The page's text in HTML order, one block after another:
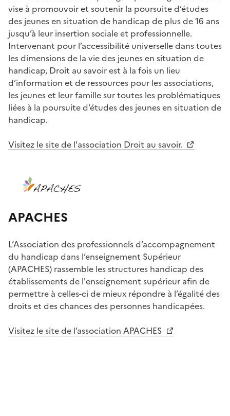
vise à promouvoir et soutenir la poursuite d’études
des jeunes en situation de handicap de plus de 16 ans
jusqu’à leur insertion sociale et professionnelle.
Intervenant pour l’accessibilité universelle dans toutes
les dimensions de la vie des jeunes en situation de
handicap, Droit au savoir est à la fois un lieu
d’information et de ressources pour les associations,
les jeunes et leur famille sur toutes les problématiques
liées à la poursuite d’études des jeunes en situation de
handicap.
Visitez le site de l'association Droit au savoir.
APACHES
L’Association des professionnels d’accompagnement
du handicap dans l’enseignement Supérieur
(APACHES) rassemble les structures handicap des
établissements de l'enseignement supérieur afin de
permettre à celles-ci de mieux répondre à l’égalité des
droits et des chances des personnes handicapées.
Visitez le site de l’association APACHES